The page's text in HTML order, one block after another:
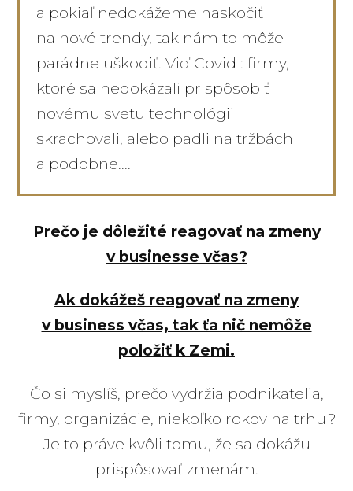
a pokiaľ nedokážeme naskočiť
na nové trendy, tak nám to môže
parádne uškodiť. Viď Covid : firmy,
ktoré sa nedokázali prispôsobiť
novému svetu technológii
skrachovali, alebo padli na tržbách
a podobne....
Prečo je dôležité reagovať na zmeny
v businesse včas?
Ak dokážeš reagovať na zmeny
v business včas, tak ťa nič nemôže
položiť k Zemi.
Čo si myslíš, prečo vydržia podnikatelia,
firmy, organizácie, niekoľko rokov na trhu?
Je to práve kvôli tomu, že sa dokážu
prispôsovať zmenám.